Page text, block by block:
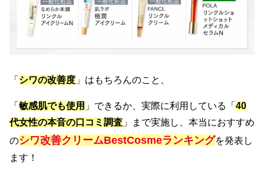
「 シワの改善度 」はもちろんのこと、
「 敏感肌でも使用 」できるか、実際に利用している「 40
代女性の本音の口コミ調査 」まで実施し、本当におすすめ
のシワ改善クリームBestCosmeランキングを発表し
ます！